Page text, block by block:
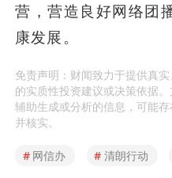
营，营造良好网络团
康发展。
免责声明：财闻致力于提供真
的实质性投资建议或决策依据
辅助生成或分析的信息，可能
并核实。
# 网信办 # 清朗行动